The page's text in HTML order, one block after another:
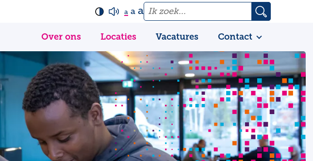
a a a
Over ons Locaties Vacatures Contact